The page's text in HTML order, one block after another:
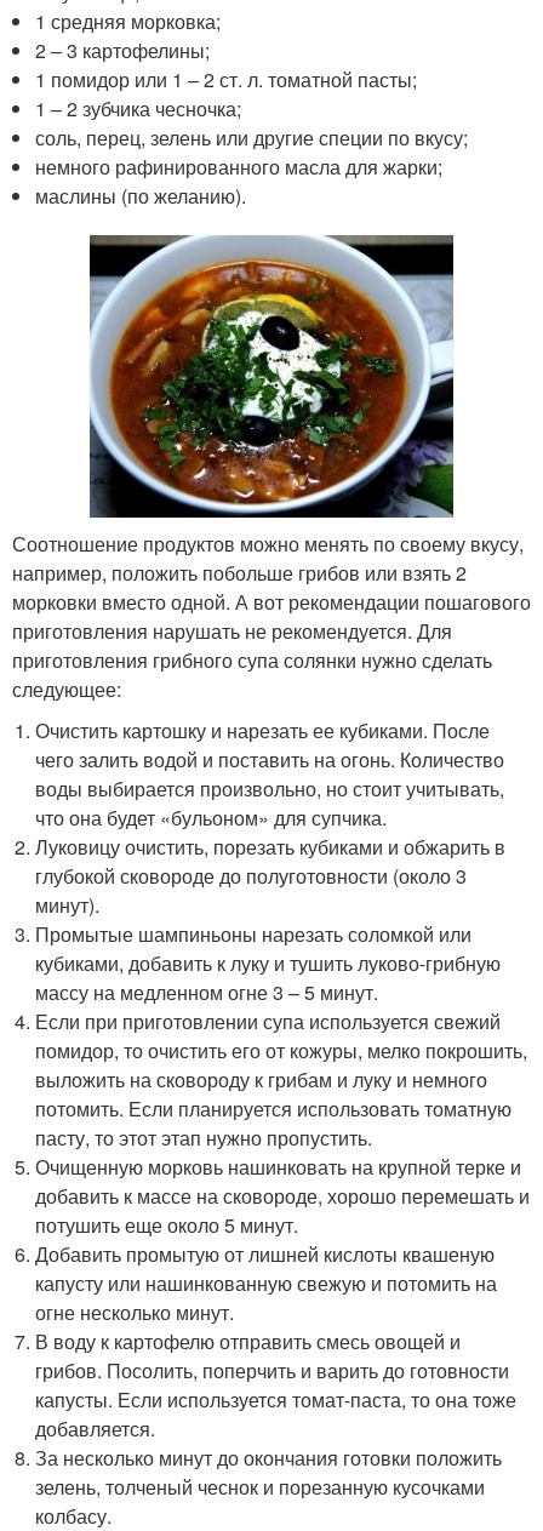
1 средняя морковка;
2 – 3 картофелины;
1 помидор или 1 – 2 ст. л. томатной пасты;
1 – 2 зубчика чесночка;
соль, перец, зелень или другие специи по вкусу;
немного рафинированного масла для жарки;
маслины (по желанию).
Соотношение продуктов можно менять по своему вкусу,
например, положить побольше грибов или взять 2
морковки вместо одной. А вот рекомендации пошагового
приготовления нарушать не рекомендуется. Для
приготовления грибного супа солянки нужно сделать
следующее:
Очистить картошку и нарезать ее кубиками. После
чего залить водой и поставить на огонь. Количество
воды выбирается произвольно, но стоит учитывать,
что она будет «бульоном» для супчика.
Луковицу очистить, порезать кубиками и обжарить в
глубокой сковороде до полуготовности (около 3
минут).
Промытые шампиньоны нарезать соломкой или
кубиками, добавить к луку и тушить луково-грибную
массу на медленном огне 3 – 5 минут.
Если при приготовлении супа используется свежий
помидор, то очистить его от кожуры, мелко покрошить,
выложить на сковороду к грибам и луку и немного
потомить. Если планируется использовать томатную
пасту, то этот этап нужно пропустить.
Очищенную морковь нашинковать на крупной терке и
добавить к массе на сковороде, хорошо перемешать и
потушить еще около 5 минут.
Добавить промытую от лишней кислоты квашеную
капусту или нашинкованную свежую и потомить на
огне несколько минут.
В воду к картофелю отправить смесь овощей и
грибов. Посолить, поперчить и варить до готовности
капусты. Если используется томат-паста, то она тоже
добавляется.
За несколько минут до окончания готовки положить
зелень, толченый чеснок и порезанную кусочками
колбасу.